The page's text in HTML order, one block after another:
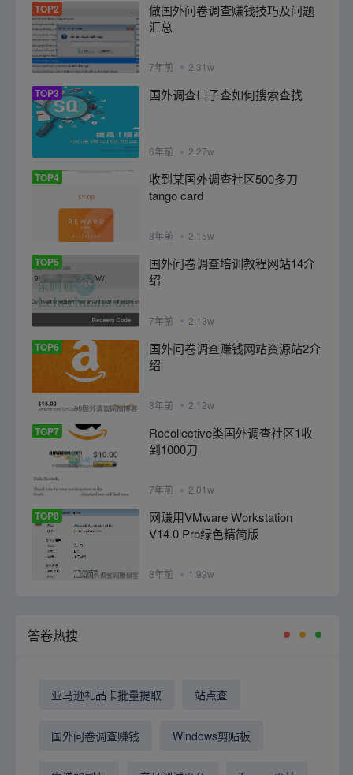
TOP2
做国外问卷调查赚钱技巧及问题
汇总
7年前 2.31w
TOP3 国外调查口子查如何搜索查找
6年前 2.27w
TOP4
收到某国外调查社区500多刀
tango card
8年前 2.15w
TOP5
国外问卷调查培训教程网站14介
绍
7年前 2.13w
TOP6
国外问卷调查赚钱网站资源站2介
绍
8年前 2.12w
TOP7
Recollective类国外调查社区1收
到1000刀
7年前 2.01w
TOP8
网赚用VMware Workstation
V14.0 Pro绿色精简版
8年前 1.99w
答卷热搜
亚马逊礼品卡批量提取 站点查
国外问卷调查赚钱 Windows剪贴板